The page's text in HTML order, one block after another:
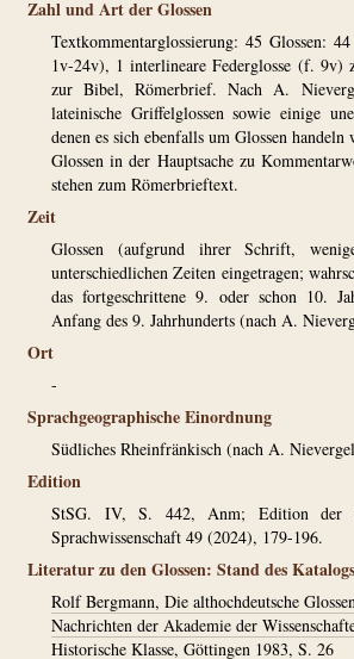
Zahl und Art der Glossen
Textkommentarglossierung: 45 Glossen:
1v-24v), 1 interlineare Federglosse (f. 9v)
zur Bibel, Römerbrief. Nach A.
lateinische Griffelglossen sowie einige
denen es sich ebenfalls um Glossen handeln
Glossen in der Hauptsache zu
stehen zum Römerbrieftext.
Zeit
Glossen (aufgrund ihrer Schrift,
unterschiedlichen Zeiten eingetragen;
das fortgeschrittene 9. oder schon 10.
Anfang des 9. Jahrhunderts (nach A.
Ort
-
Sprachgeographische Einordnung
Südliches Rheinfränkisch (nach A.
Edition
StSG. IV, S. 442, Anm; Edition der
Sprachwissenschaft 49 (2024), 179-196.
Literatur zu den Glossen: Stand des
Rolf Bergmann, Die althochdeutsche
Nachrichten der Akademie der
Historische Klasse, Göttingen 1983, S. 26